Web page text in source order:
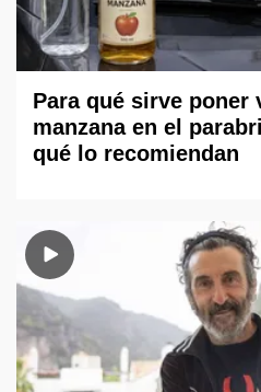
Para qué sirve poner
manzana en el
qué lo recomiendan